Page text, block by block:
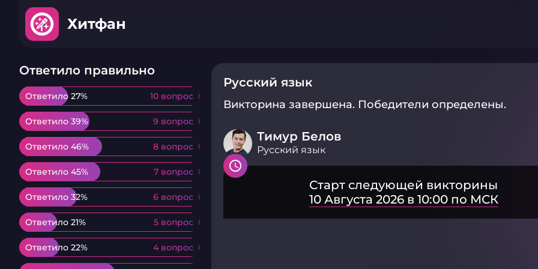
Хитфан
Ответило правильно
Ответило 27% 10 вопрос
Ответило 27% 10 вопрос
Ответило 39% 9 вопрос
Ответило 39% 9 вопрос
Ответило 46% 8 вопрос
Ответило 46% 8 вопрос
Ответило 45% 7 вопрос
Ответило 45% 7 вопрос
Ответило 32% 6 вопрос
Ответило 32% 6 вопрос
Ответило 21% 5 вопрос
Ответило 21% 5 вопрос
Ответило 22% 4 вопрос
Ответило 22% 4 вопрос
Русский язык
Викторина завершена. Победители определены.
Тимур Белов
Русский язык
Старт следующей викторины
10 Августа 2026 в 10:00 по МСК